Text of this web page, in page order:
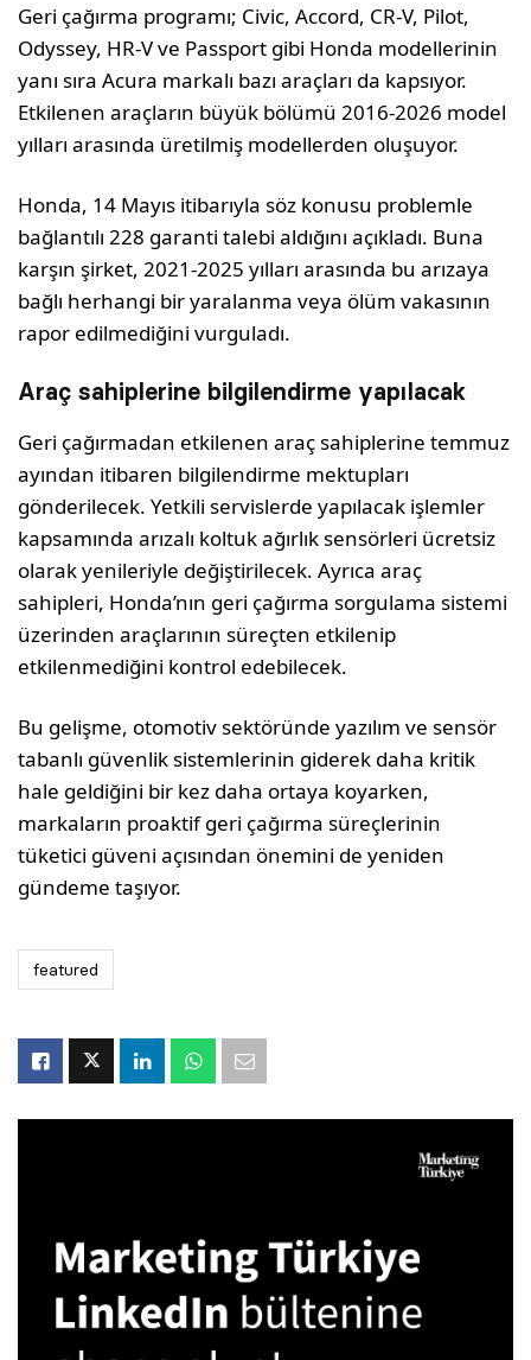
Geri çağırma programı; Civic, Accord, CR-V, Pilot,
Odyssey, HR-V ve Passport gibi Honda modellerinin
yanı sıra Acura markalı bazı araçları da kapsıyor.
Etkilenen araçların büyük bölümü 2016-2026 model
yılları arasında üretilmiş modellerden oluşuyor.
Honda, 14 Mayıs itibarıyla söz konusu problemle
bağlantılı 228 garanti talebi aldığını açıkladı. Buna
karşın şirket, 2021-2025 yılları arasında bu arızaya
bağlı herhangi bir yaralanma veya ölüm vakasının
rapor edilmediğini vurguladı.
Araç sahiplerine bilgilendirme yapılacak
Geri çağırmadan etkilenen araç sahiplerine temmuz
ayından itibaren bilgilendirme mektupları
gönderilecek. Yetkili servislerde yapılacak işlemler
kapsamında arızalı koltuk ağırlık sensörleri ücretsiz
olarak yenileriyle değiştirilecek. Ayrıca araç
sahipleri, Honda’nın geri çağırma sorgulama sistemi
üzerinden araçlarının süreçten etkilenip
etkilenmediğini kontrol edebilecek.
Bu gelişme, otomotiv sektöründe yazılım ve sensör
tabanlı güvenlik sistemlerinin giderek daha kritik
hale geldiğini bir kez daha ortaya koyarken,
markaların proaktif geri çağırma süreçlerinin
tüketici güveni açısından önemini de yeniden
gündeme taşıyor.
featured